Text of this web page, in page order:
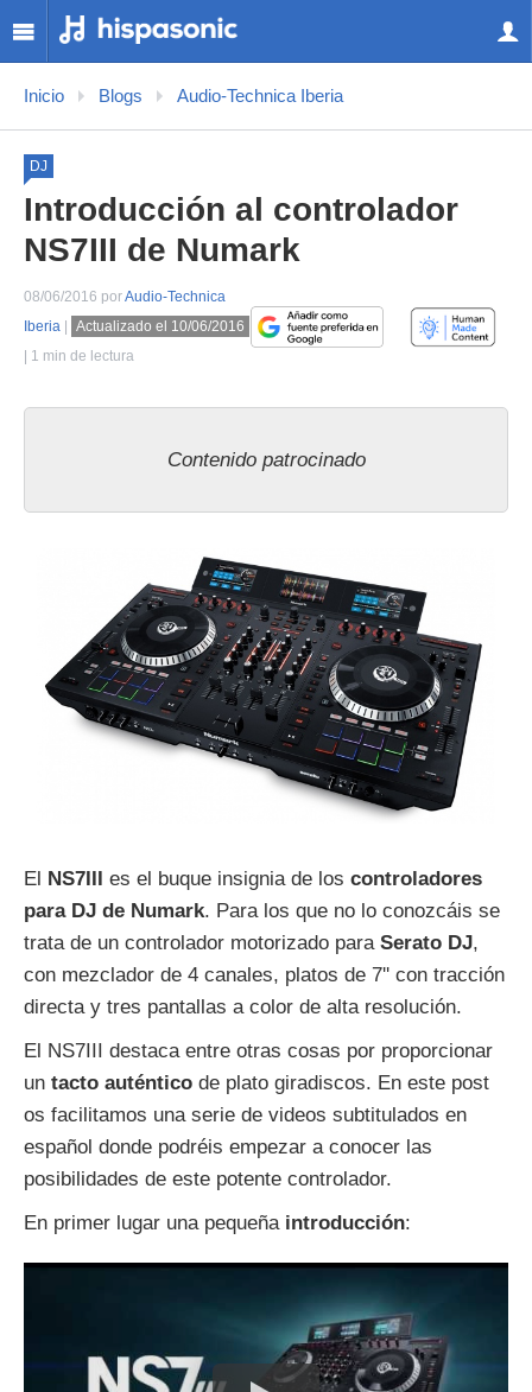
Inicio Blogs Audio-Technica Iberia
DJ
Introducción al controlador
NS7III de Numark
08/06/2016 porAudio-Technica
Iberia
Actualizado el 10/06/2016
| 1 min de lectura
Contenido patrocinado
El NS7III es el buque insignia de los controladores
para DJ de Numark. Para los que no lo conozcáis se
trata de un controlador motorizado para Serato DJ,
con mezclador de 4 canales, platos de 7'' con tracción
directa y tres pantallas a color de alta resolución.
El NS7III destaca entre otras cosas por proporcionar
un tacto auténtico de plato giradiscos. En este post
os facilitamos una serie de videos subtitulados en
español donde podréis empezar a conocer las
posibilidades de este potente controlador.
En primer lugar una pequeña introducción: